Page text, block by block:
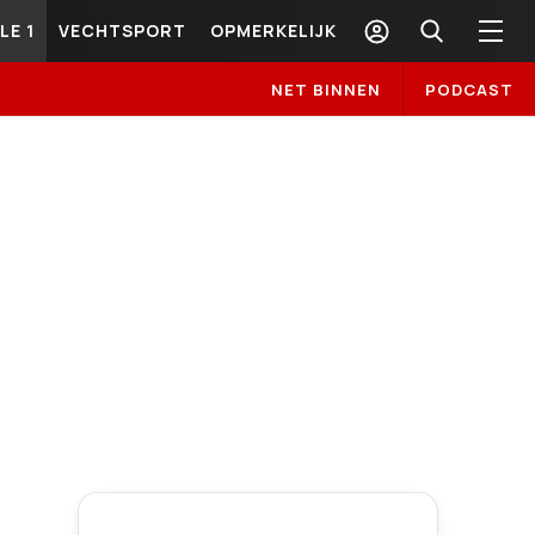
1 VECHTSPORT OPMERKELIJK
NET BINNEN PODCAST